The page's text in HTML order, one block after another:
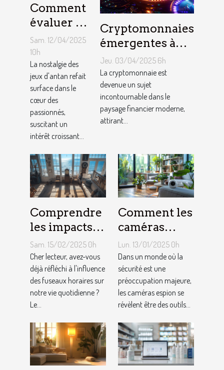
Comment
évaluer la
valeur de
vos
consoles
de jeux
vidéo
rétro
Sam. 12/04/2025
10h
La nostalgie des
jeux d'antan refait
surface dans le
cœur des
passionnés,
suscitant un
intérêt croissant...
Cryptomonnaies
émergentes à
surveiller en
2023 Potentiel
de croissance et
risques associés
Jeu. 03/04/2025 6h
La cryptomonnaie est
devenue un sujet
incontournable dans le
paysage financier moderne,
attirant...
Comprendre
les impacts
du fuseau
horaire
atlantique
sur le
quotidien
Sam. 15/02/2025 0h
Cher lecteur, avez-vous
déjà réfléchi à l'influence
des fuseaux horaires sur
notre vie quotidienne ?
Le...
Comment les
caméras
espion
peuvent
améliorer la
sécurité de
votre
Lun. 13/01/2025 0h
Dans un monde où la
sécurité est une
préoccupation majeure,
les caméras espion se
révèlent être des outils...